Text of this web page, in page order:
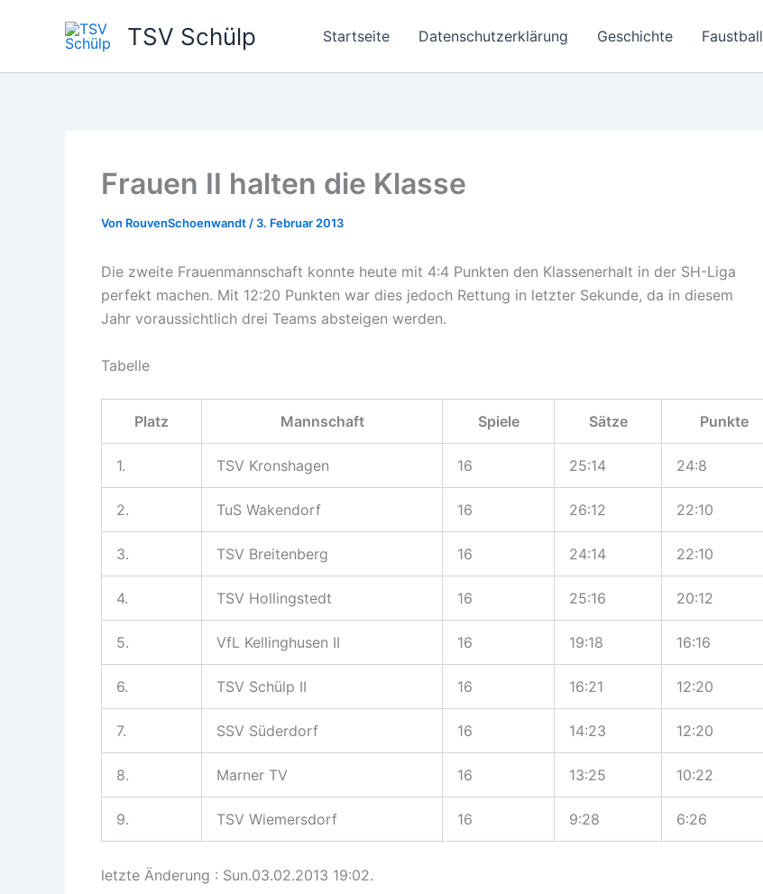
TSV Schülp Startseite Datenschutzerklärung Geschichte Faustball
Frauen II halten die Klasse
Von RouvenSchoenwandt / 3. Februar 2013
Die zweite Frauenmannschaft konnte heute mit 4:4 Punkten den Klassenerhalt in der SH-Liga
perfekt machen. Mit 12:20 Punkten war dies jedoch Rettung in letzter Sekunde, da in diesem
Jahr voraussichtlich drei Teams absteigen werden.
Tabelle
Platz Mannschaft Spiele Sätze Punkte
1. TSV Kronshagen 16 25:14 24:8
2. TuS Wakendorf 16 26:12 22:10
3. TSV Breitenberg 16 24:14 22:10
4. TSV Hollingstedt 16 25:16 20:12
5. VfL Kellinghusen II 16 19:18 16:16
6. TSV Schülp II 16 16:21 12:20
7. SSV Süderdorf 16 14:23 12:20
8. Marner TV 16 13:25 10:22
9. TSV Wiemersdorf 16 9:28 6:26
letzte Änderung : Sun.03.02.2013 19:02.